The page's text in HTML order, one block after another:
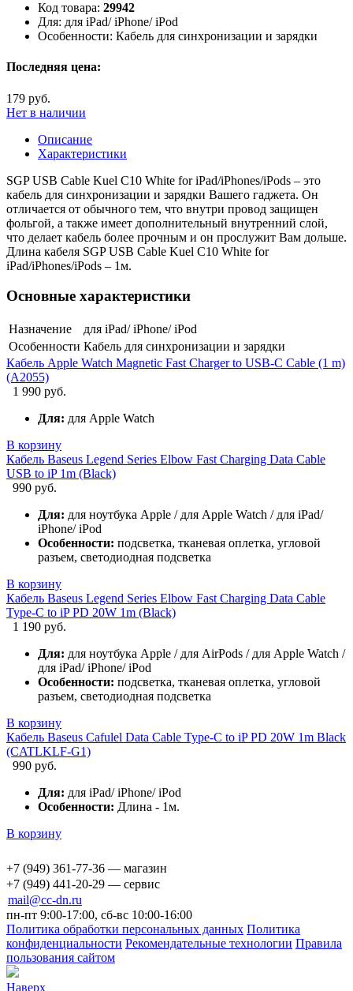
Код товара: 29942
Для: для iPad/ iPhone/ iPod
Особенности: Кабель для синхронизации и зарядки
Последняя цена:
179 руб.
Нет в наличии
Описание
Характеристики
SGP USB Cable Kuel C10 White for iPad/iPhones/iPods – это
кабель для синхронизации и зарядки Вашего гаджета. Он
отличается от обычного тем, что внутри провод защищен
фольгой, а также имеет дополнительный внутренний слой,
что делает кабель более прочным и он прослужит Вам дольше.
Длина кабеля SGP USB Cable Kuel C10 White for
iPad/iPhones/iPods – 1м.
Основные характеристики
Назначение
для iPad/ iPhone/ iPod
Особенности Кабель для синхронизации и зарядки
Кабель Apple Watch Magnetic Fast Charger to USB-C Cable (1 m)
(A2055)
1 990 руб.
Для: для Apple Watch
В корзину
Кабель Baseus Legend Series Elbow Fast Charging Data Cable
USB to iP 1m (Black)
990 руб.
Для: для ноутбука Apple / для Apple Watch / для iPad/
iPhone/ iPod
Особенности: подсветка, тканевая оплетка, угловой
разъем, светодиодная подсветка
В корзину
Кабель Baseus Legend Series Elbow Fast Charging Data Cable
Type-C to iP PD 20W 1m (Black)
1 190 руб.
Для: для ноутбука Apple / для AirPods / для Apple Watch /
для iPad/ iPhone/ iPod
Особенности: подсветка, тканевая оплетка, угловой
разъем, светодиодная подсветка
В корзину
Кабель Baseus Cafulel Data Cable Type-C to iP PD 20W 1m Black
(CATLKLF-G1)
990 руб.
Для: для iPad/ iPhone/ iPod
Особенности: Длина - 1м.
В корзину
+7 (949) 361-77-36 — магазин
+7 (949) 441-20-29 — сервис
mail@cc-dn.ru
пн-пт 9:00-17:00, сб-вс 10:00-16:00
Политика обработки персональных данных Политика
конфиденциальности Рекомендательные технологии Правила
пользования сайтом
Наверх